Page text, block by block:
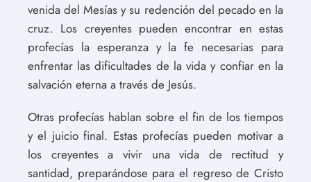
venida del Mesías y su redención del pecado en la
cruz. Los creyentes pueden encontrar en estas
profecías la esperanza y la fe necesarias para
enfrentar las dificultades de la vida y confiar en la
salvación eterna a través de Jesús.
Otras profecías hablan sobre el fin de los tiempos
y el juicio final. Estas profecías pueden motivar a
los creyentes a vivir una vida de rectitud y
santidad, preparándose para el regreso de Cristo